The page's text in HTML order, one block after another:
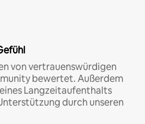
von vertrauenswürdigen
bewertet. Außerdem
Langzeitaufenthalts
durch unseren